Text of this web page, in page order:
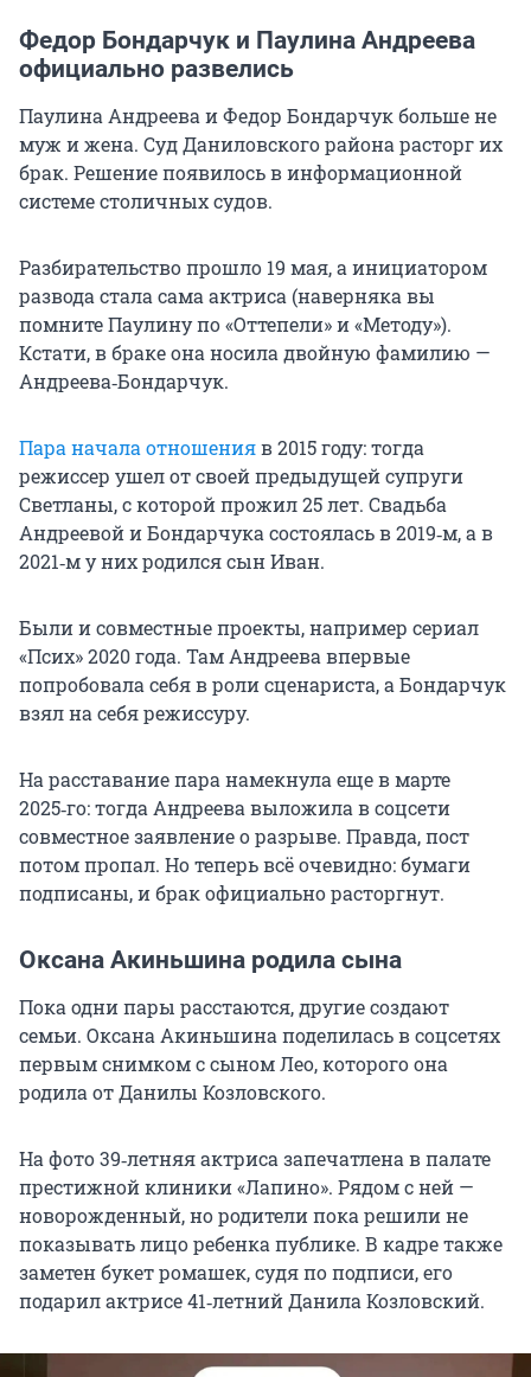
Федор Бондарчук и Паулина Андреева
официально развелись
Паулина Андреева и Федор Бондарчук больше не
муж и жена. Суд Даниловского района расторг их
брак. Решение появилось в информационной
системе столичных судов.
Разбирательство прошло 19 мая, а инициатором
развода стала сама актриса (наверняка вы
помните Паулину по «Оттепели» и «Методу»).
Кстати, в браке она носила двойную фамилию —
Андреева‑Бондарчук.
Пара начала отношенияв 2015 году: тогда
режиссер ушел от своей предыдущей супруги
Светланы, с которой прожил 25 лет. Свадьба
Андреевой и Бондарчука состоялась в 2019‑м, а в
2021‑м у них родился сын Иван.
Были и совместные проекты, например сериал
«Псих» 2020 года. Там Андреева впервые
попробовала себя в роли сценариста, а Бондарчук
взял на себя режиссуру.
На расставание пара намекнула еще в марте
2025‑го: тогда Андреева выложила в соцсети
совместное заявление о разрыве. Правда, пост
потом пропал. Но теперь всё очевидно: бумаги
подписаны, и брак официально расторгнут.
Оксана Акиньшина родила сына
Пока одни пары расстаются, другие создают
семьи. Оксана Акиньшина поделилась в соцсетях
первым снимком с сыном Лео, которого она
родила от Данилы Козловского.
На фото 39‑летняя актриса запечатлена в палате
престижной клиники «Лапино». Рядом с ней —
новорожденный, но родители пока решили не
показывать лицо ребенка публике. В кадре также
заметен букет ромашек, судя по подписи, его
подарил актрисе 41‑летний Данила Козловский.